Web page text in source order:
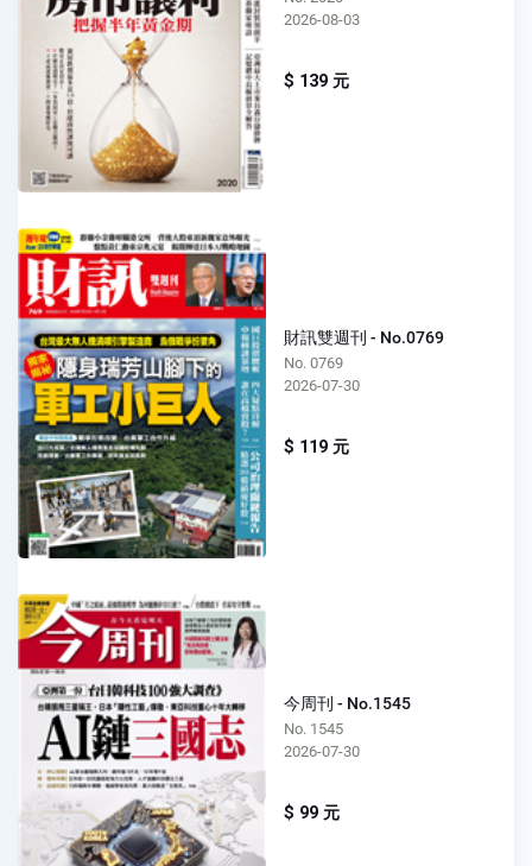
2026-08-03
$ 139 元
財訊雙週刊 - No.0769
No. 0769
2026-07-30
$ 119 元
今周刊 - No.1545
No. 1545
2026-07-30
$ 99 元